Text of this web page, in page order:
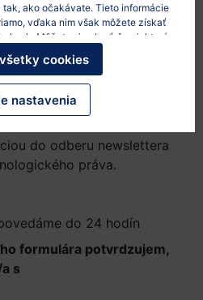
do odberu newslettera
práva.
do 24 hodín
formulára potvrdzujem,
s
ako očakávate. Tieto informácie
vďaka nim však môžete získať
obsah. Môžete si vybrať, že niektoré
svoje predvolené nastavenia.
so stránkou a služby, ktoré vám
nastavenia
cookies